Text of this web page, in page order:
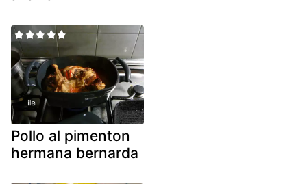
Pollo al pimenton
hermana bernarda